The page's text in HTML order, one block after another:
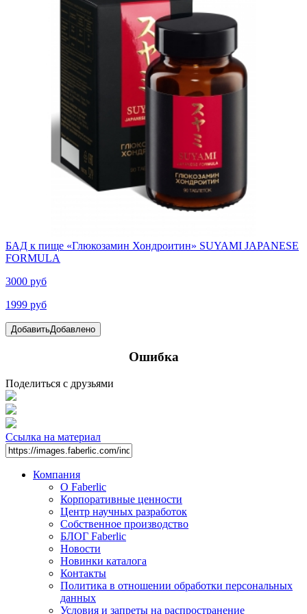
БАД к пище «Глюкозамин Хондроитин» SUYAMI JAPANESE
FORMULA
3000 руб
1999 руб
ДобавитьДобавлено
Ошибка
Поделиться с друзьями
Ссылка на материал
Компания
О Faberlic
Корпоративные ценности
Центр научных разработок
Собственное производство
БЛОГ Faberlic
Новости
Новинки каталога
Контакты
Политика в отношении обработки персональных
данных
Условия и запреты на распространение